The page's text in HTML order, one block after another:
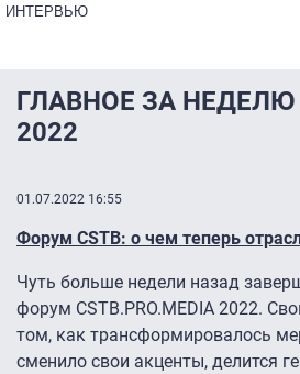
ИНТЕРВЬЮ
ГЛАВНОЕ ЗА
2022
01.07.2022 16:55
Форум CSTB: о чем теперь
Чуть больше недели назад
форум CSTB.PRO.MEDIA 2022.
том, как трансформировалось
сменило свои акценты, делится